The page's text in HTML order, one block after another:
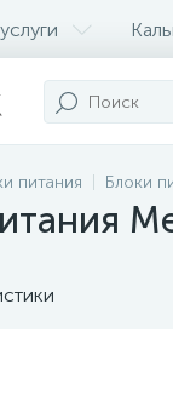
питания Блоки